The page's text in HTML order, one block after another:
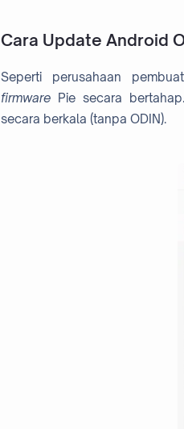
Cara Update Android
Seperti perusahaan
firmwarePie secara
secara berkala (tanpa ODIN).